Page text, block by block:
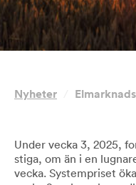
Nyheter
Under vecka 3, 2025,
stiga, om än i en
vecka. Systempriset